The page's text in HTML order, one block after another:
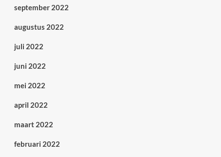
september 2022
augustus 2022
juli 2022
juni 2022
mei 2022
april 2022
maart 2022
februari 2022